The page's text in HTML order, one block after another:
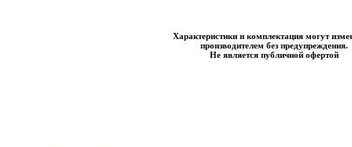
Характеристики и комплектация могут
производителем без предупреждения.
Не является публичной офертой